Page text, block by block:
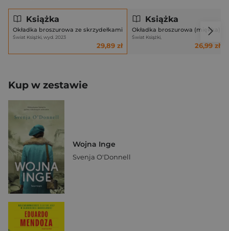
Książka
Okładka broszurowa ze skrzydełkami
Świat Książki, wyd. 2023
29,89 zł
Książka
Okładka broszurowa (miękka)
Świat Książki,
26,99 zł
Kup w zestawie
Wojna Inge
Svenja O'Donnell